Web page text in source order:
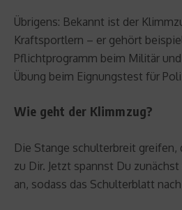
Übrigens: Bekannt ist der
Kraftsportlern – er gehört
Pflichtprogramm beim Militär
Übung beim Eignungstest für
Wie geht der Klimmzug?
Die Stange schulterbreit greifen,
zu Dir. Jetzt spannst Du
an, sodass das Schulterblatt